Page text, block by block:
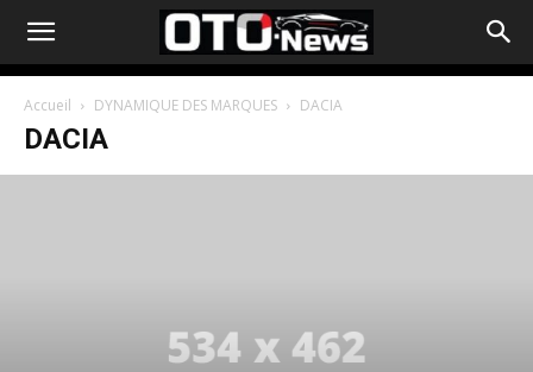
Accueil DYNAMIQUE DES MARQUES DACIA
DACIA